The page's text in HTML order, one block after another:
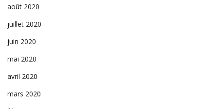
août 2020
juillet 2020
juin 2020
mai 2020
avril 2020
mars 2020